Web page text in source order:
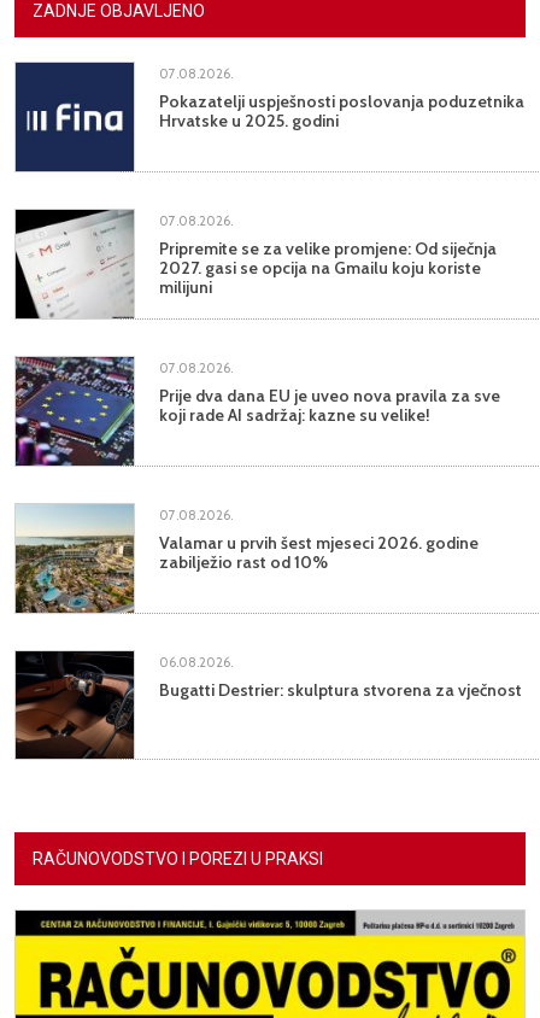
ZADNJE OBJAVLJENO
07.08.2026.
Pokazatelji uspješnosti poslovanja poduzetnika
Hrvatske u 2025. godini
07.08.2026.
Pripremite se za velike promjene: Od siječnja
2027. gasi se opcija na Gmailu koju koriste
milijuni
07.08.2026.
Prije dva dana EU je uveo nova pravila za sve
koji rade AI sadržaj: kazne su velike!
07.08.2026.
Valamar u prvih šest mjeseci 2026. godine
zabilježio rast od 10%
06.08.2026.
Bugatti Destrier: skulptura stvorena za vječnost
RAČUNOVODSTVO I POREZI U PRAKSI